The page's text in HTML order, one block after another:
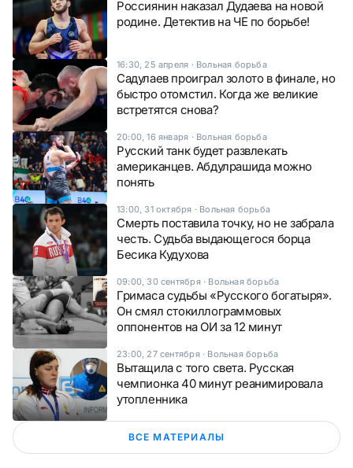
Россиянин наказал Дудаева на новой
родине. Детектив на ЧЕ по борьбе!
16:30, 25 апреля · Вольная борьба
Садулаев проиграл золото в финале, но
быстро отомстил. Когда же великие
встретятся снова?
20:00, 16 января · Вольная борьба
Русский танк будет развлекать
американцев. Абдулрашида можно
понять
13:00, 31 октября · Вольная борьба
Смерть поставила точку, но не забрала
честь. Судьба выдающегося борца
Бесика Кудухова
09:00, 30 сентября· Вольная борьба
Гримаса судьбы «Русского богатыря».
Он смял стокиллограммовых
оппонентов на ОИ за 12 минут
23:00, 27 сентября· Вольная борьба
Вытащила с того света. Русская
чемпионка 40 минут реанимировала
утопленника
ВСЕ МАТЕРИАЛЫ